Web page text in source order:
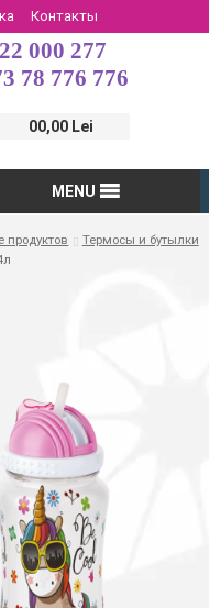
Контакты
000 277
78 776 776
00,00 Lei
MENU
продуктов
Термосы и бутылки